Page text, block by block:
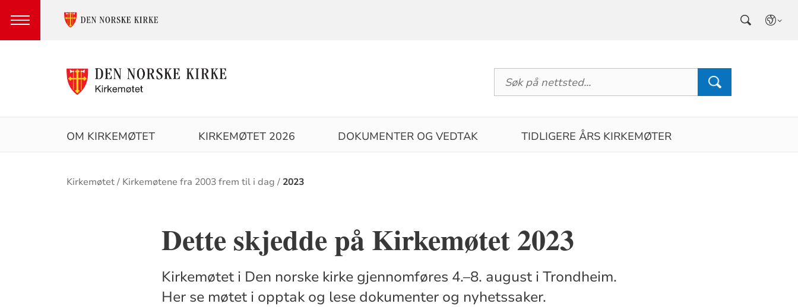
Hovedmeny
OM KIRKEMØTET KIRKEMØTET 2026 DOKUMENTER OG VEDTAK TIDLIGERE ÅRS KIRKEMØTER
Brødsmulesti
Kirkemøtet Kirkemøtene fra 2003 frem til i dag 2023
Dette skjedde på Kirkemøtet 2023
Kirkemøtet i Den norske kirke gjennomføres 4.–8. august i Trondheim.
Her se møtet i opptak og lese dokumenter og nyhetssaker.